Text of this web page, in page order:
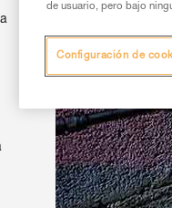
de usuario, pero bajo
Configuración de